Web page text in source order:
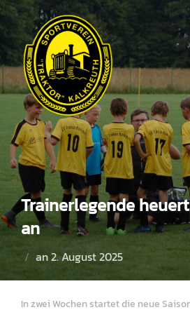
Zum
Inhalt
springen
Trainerlegende
an
anVeröffentlicht
2. August 2025
In zwei Wochen startet die neue